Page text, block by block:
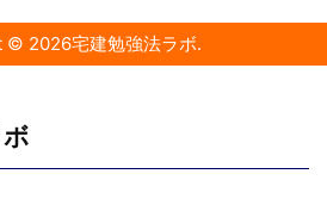
© 2026宅建勉強法ラボ.